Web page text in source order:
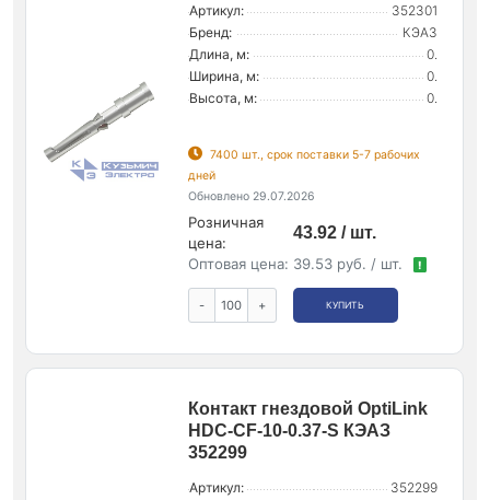
Артикул:
352301
Бренд:
КЭАЗ
Длина, м:
0.
Ширина, м:
0.
Высота, м:
0.
7400 шт., срок поставки 5-7 рабочих
дней
Обновлено 29.07.2026
Розничная
цена:
43.92 / шт.
Оптовая цена: 39.53 руб. / шт. !
- + КУПИТЬ
Контакт гнездовой OptiLink
HDC-CF-10-0.37-S КЭАЗ
352299
Артикул:
352299